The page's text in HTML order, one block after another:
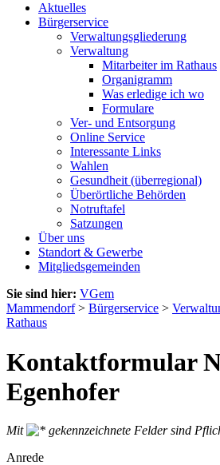
Aktuelles
Bürgerservice
Verwaltungsgliederung
Verwaltung
Mitarbeiter im Rathaus
Organigramm
Was erledige ich wo
Formulare
Ver- und Entsorgung
Online Service
Interessante Links
Wahlen
Gesundheit (überregional)
Überörtliche Behörden
Notruftafel
Satzungen
Über uns
Standort & Gewerbe
Mitgliedsgemeinden
Sie sind hier: VGem
Mammendorf> Bürgerservice >
Rathaus
Kontaktformular
Egenhofer
Mit
gekennzeichnete Felder sind
Anrede